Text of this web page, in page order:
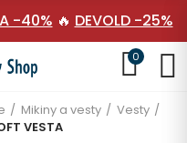
-40% 🔥 DEVOLD -25%
0
Mikiny a vesty
Vesty
VESTA